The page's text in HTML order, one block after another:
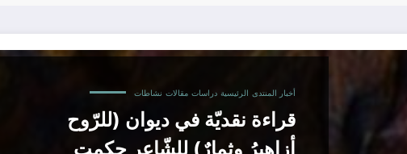
حكمت الخولي /سوريا/ بقلم الأستاذة مريم محمود سرور/ لبنان
أخبار المنتدى الرئيسية دراسات مقالات نشاطات
قراءة نقديّة في ديوان (للرّوح
أزاهيرُ وثمارٌ) للشّاعر حكمت